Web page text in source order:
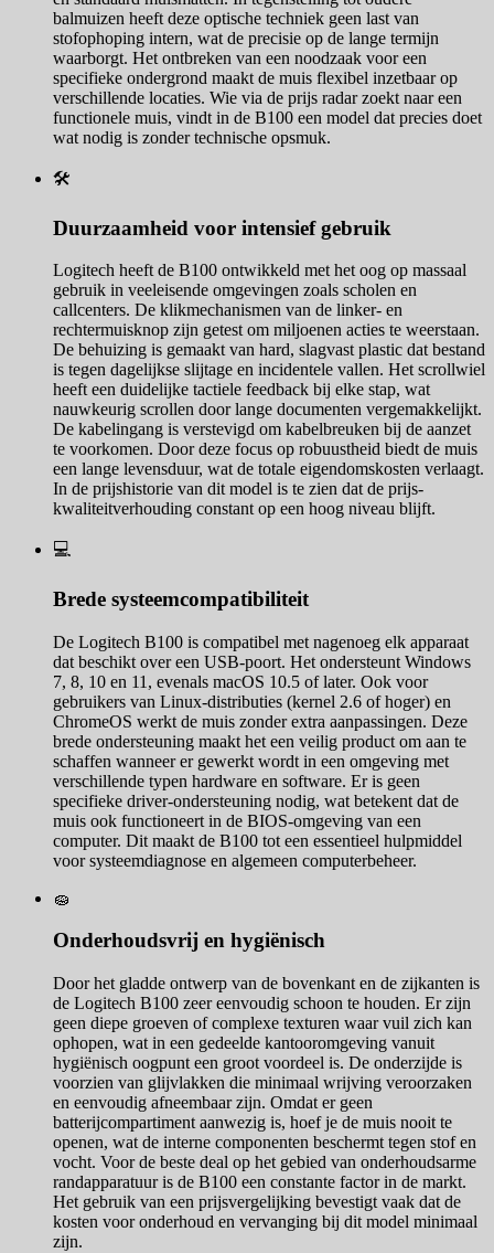
balmuizen heeft deze optische techniek geen last van
stofophoping intern, wat de precisie op de lange termijn
waarborgt. Het ontbreken van een noodzaak voor een
specifieke ondergrond maakt de muis flexibel inzetbaar op
verschillende locaties. Wie via de prijs radar zoekt naar een
functionele muis, vindt in de B100 een model dat precies doet
wat nodig is zonder technische opsmuk.
🛠️
Duurzaamheid voor intensief gebruik
Logitech heeft de B100 ontwikkeld met het oog op massaal
gebruik in veeleisende omgevingen zoals scholen en
callcenters. De klikmechanismen van de linker- en
rechtermuisknop zijn getest om miljoenen acties te weerstaan.
De behuizing is gemaakt van hard, slagvast plastic dat bestand
is tegen dagelijkse slijtage en incidentele vallen. Het scrollwiel
heeft een duidelijke tactiele feedback bij elke stap, wat
nauwkeurig scrollen door lange documenten vergemakkelijkt.
De kabelingang is verstevigd om kabelbreuken bij de aanzet
te voorkomen. Door deze focus op robuustheid biedt de muis
een lange levensduur, wat de totale eigendomskosten verlaagt.
In de prijshistorie van dit model is te zien dat de prijs-
kwaliteitverhouding constant op een hoog niveau blijft.
💻
Brede systeemcompatibiliteit
De Logitech B100 is compatibel met nagenoeg elk apparaat
dat beschikt over een USB-poort. Het ondersteunt Windows
7, 8, 10 en 11, evenals macOS 10.5 of later. Ook voor
gebruikers van Linux-distributies (kernel 2.6 of hoger) en
ChromeOS werkt de muis zonder extra aanpassingen. Deze
brede ondersteuning maakt het een veilig product om aan te
schaffen wanneer er gewerkt wordt in een omgeving met
verschillende typen hardware en software. Er is geen
specifieke driver-ondersteuning nodig, wat betekent dat de
muis ook functioneert in de BIOS-omgeving van een
computer. Dit maakt de B100 tot een essentieel hulpmiddel
voor systeemdiagnose en algemeen computerbeheer.
🧽
Onderhoudsvrij en hygiënisch
Door het gladde ontwerp van de bovenkant en de zijkanten is
de Logitech B100 zeer eenvoudig schoon te houden. Er zijn
geen diepe groeven of complexe texturen waar vuil zich kan
ophopen, wat in een gedeelde kantooromgeving vanuit
hygiënisch oogpunt een groot voordeel is. De onderzijde is
voorzien van glijvlakken die minimaal wrijving veroorzaken
en eenvoudig afneembaar zijn. Omdat er geen
batterijcompartiment aanwezig is, hoef je de muis nooit te
openen, wat de interne componenten beschermt tegen stof en
vocht. Voor de beste deal op het gebied van onderhoudsarme
randapparatuur is de B100 een constante factor in de markt.
Het gebruik van een prijsvergelijking bevestigt vaak dat de
kosten voor onderhoud en vervanging bij dit model minimaal
zijn.